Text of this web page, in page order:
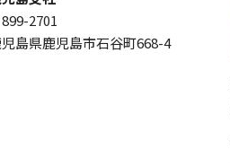
2701
島県鹿児島市石谷町668-4